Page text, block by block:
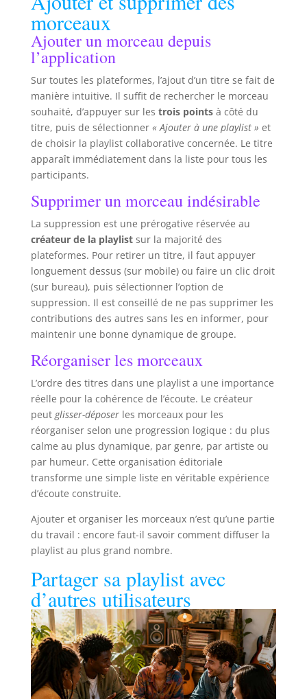
morceaux
Ajouter un morceau depuis
l’application
Sur toutes les plateformes, l’ajout d’un titre se fait de
manière intuitive. Il suffit de rechercher le morceau
souhaité, d’appuyer sur les trois pointsà côté du
titre, puis de sélectionner « Ajouter à une playlist » et
de choisir la playlist collaborative concernée. Le titre
apparaît immédiatement dans la liste pour tous les
participants.
Supprimer un morceau indésirable
La suppression est une prérogative réservée au
créateur de la playlistsur la majorité des
plateformes. Pour retirer un titre, il faut appuyer
longuement dessus (sur mobile) ou faire un clic droit
(sur bureau), puis sélectionner l’option de
suppression. Il est conseillé de ne pas supprimer les
contributions des autres sans les en informer, pour
maintenir une bonne dynamique de groupe.
Réorganiser les morceaux
L’ordre des titres dans une playlist a une importance
réelle pour la cohérence de l’écoute. Le créateur
peut glisser-déposerles morceaux pour les
réorganiser selon une progression logique : du plus
calme au plus dynamique, par genre, par artiste ou
par humeur. Cette organisation éditoriale
transforme une simple liste en véritable expérience
d’écoute construite.
Ajouter et organiser les morceaux n’est qu’une partie
du travail : encore faut-il savoir comment diffuser la
playlist au plus grand nombre.
Partager sa playlist avec
d’autres utilisateurs